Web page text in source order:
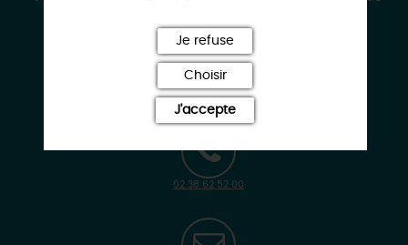
Entrée bd Rocheplatte
45000 ORLEANS
02 38 62 52 00
Je refuse
Choisir
J'accepte